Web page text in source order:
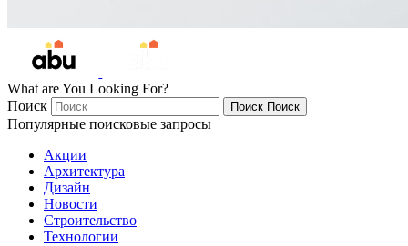
What are You Looking For?
Поиск
Поиск Поиск
Популярные поисковые запросы
Акции
Архитектура
Дизайн
Новости
Строительство
Технологии